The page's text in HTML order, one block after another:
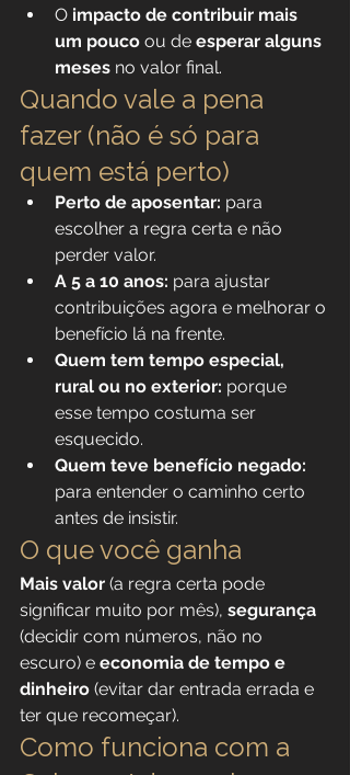
O impacto de contribuir mais
um pouco ou de esperar alguns
meses no valor final.
Quando vale a pena
fazer (não é só para
quem está perto)
Perto de aposentar: para
escolher a regra certa e não
perder valor.
A 5 a 10 anos: para ajustar
contribuições agora e melhorar o
benefício lá na frente.
Quem tem tempo especial,
rural ou no exterior: porque
esse tempo costuma ser
esquecido.
Quem teve benefício negado:
para entender o caminho certo
antes de insistir.
O que você ganha
Mais valor (a regra certa pode
significar muito por mês), segurança
(decidir com números, não no
escuro) e economia de tempo e
dinheiro (evitar dar entrada errada e
ter que recomeçar).
Como funciona com a